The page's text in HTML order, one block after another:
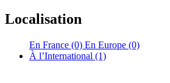
Localisation
En France (0) En Europe (0)
À l’International (1)